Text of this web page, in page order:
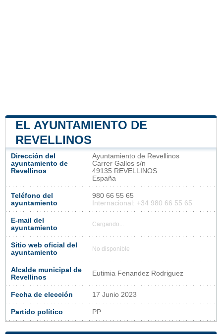
EL AYUNTAMIENTO DE
REVELLINOS
Dirección del
ayuntamiento de
Revellinos
Ayuntamiento de Revellinos
Carrer Gallos s/n
49135 REVELLINOS
España
Teléfono del
ayuntamiento
980 66 55 65
Internacional: +34 980 66 55 65
E-mail del
ayuntamiento
Cargando...
Sitio web oficial del
ayuntamiento
No disponible
Alcalde municipal de
Revellinos
Eutimia Fenandez Rodriguez
Fecha de elección 17 Junio 2023
Partido político PP